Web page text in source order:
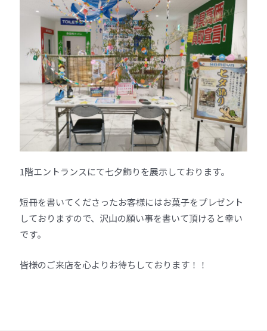
1階エントランスにて七夕飾りを展示しております。
短冊を書いてくださったお客様にはお菓子をプレゼント
しておりますので、沢山の願い事を書いて頂けると幸い
です。
皆様のご来店を心よりお待ちしております！！